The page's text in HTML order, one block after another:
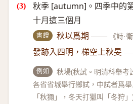
秋季 [autumn]。四季中的
十月這三個月
書證 秋以爲期 —— 《詩·
發跡入四明，梯空上秋旻
例如
秋場(秋試。明清科舉考
各省省城舉行鄉試，中試者爲
「秋獮」，冬天打獵叫「冬狩